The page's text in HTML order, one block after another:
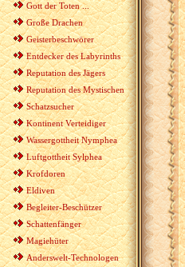
Gott der Toten ...
Große Drachen
Geisterbeschwörer
Entdecker des Labyrinths
Reputation des Jägers
Reputation des Mystischen
Schatzsucher
Kontinent Verteidiger
Wassergottheit Nymphea
Luftgottheit Sylphea
Krofdoren
Eldiven
Begleiter-Beschützer
Schattenfänger
Magiehüter
Anderswelt-Technologen